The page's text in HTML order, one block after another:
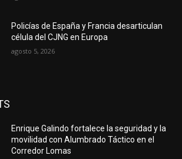
Policías de España y Francia desarticulan
célula del CJNG en Europa
agosto 5, 2026
Enrique Galindo fortalece la seguridad y la
movilidad con Alumbrado Táctico en el
Corredor Lomas